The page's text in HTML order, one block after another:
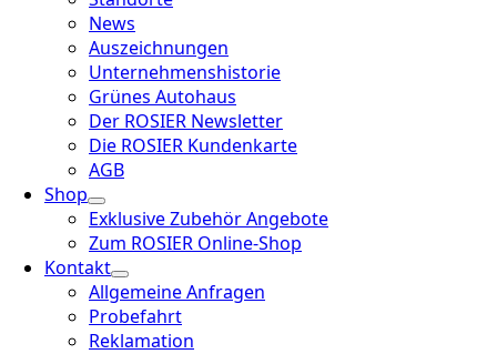
News
Auszeichnungen
Unternehmenshistorie
Grünes Autohaus
Der ROSIER Newsletter
Die ROSIER Kundenkarte
AGB
Shop
Exklusive Zubehör Angebote
Zum ROSIER Online-Shop
Kontakt
Allgemeine Anfragen
Probefahrt
Reklamation